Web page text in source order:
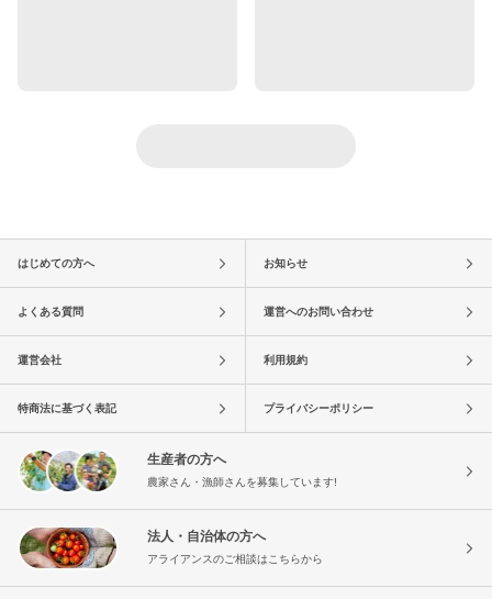
はじめての方へ お知らせ
よくある質問 運営へのお問い合わせ
運営会社 利用規約
特商法に基づく表記 プライバシーポリシー
生産者の方へ
農家さん・漁師さんを募集しています!
法人・自治体の方へ
アライアンスのご相談はこちらから